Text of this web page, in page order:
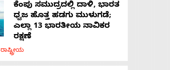
ಕೆಂಪು ಸಮುದ್ರದಲ್ಲಿ ದಾಳಿ, ಭಾರತ
ಧ್ವಜ ಹೊತ್ತ ಹಡಗು ಮುಳುಗಡೆ;
ಎಲ್ಲಾ 13 ಭಾರತೀಯ ನಾವಿಕರ
ರಕ್ಷಣೆ
ರಾಷ್ಟ್ರೀಯ